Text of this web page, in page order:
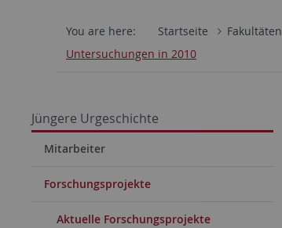
You are here: Startseite Fakultäten
Untersuchungen in 2010
Jüngere Urgeschichte
Mitarbeiter
Forschungsprojekte
Aktuelle Forschungsprojekte